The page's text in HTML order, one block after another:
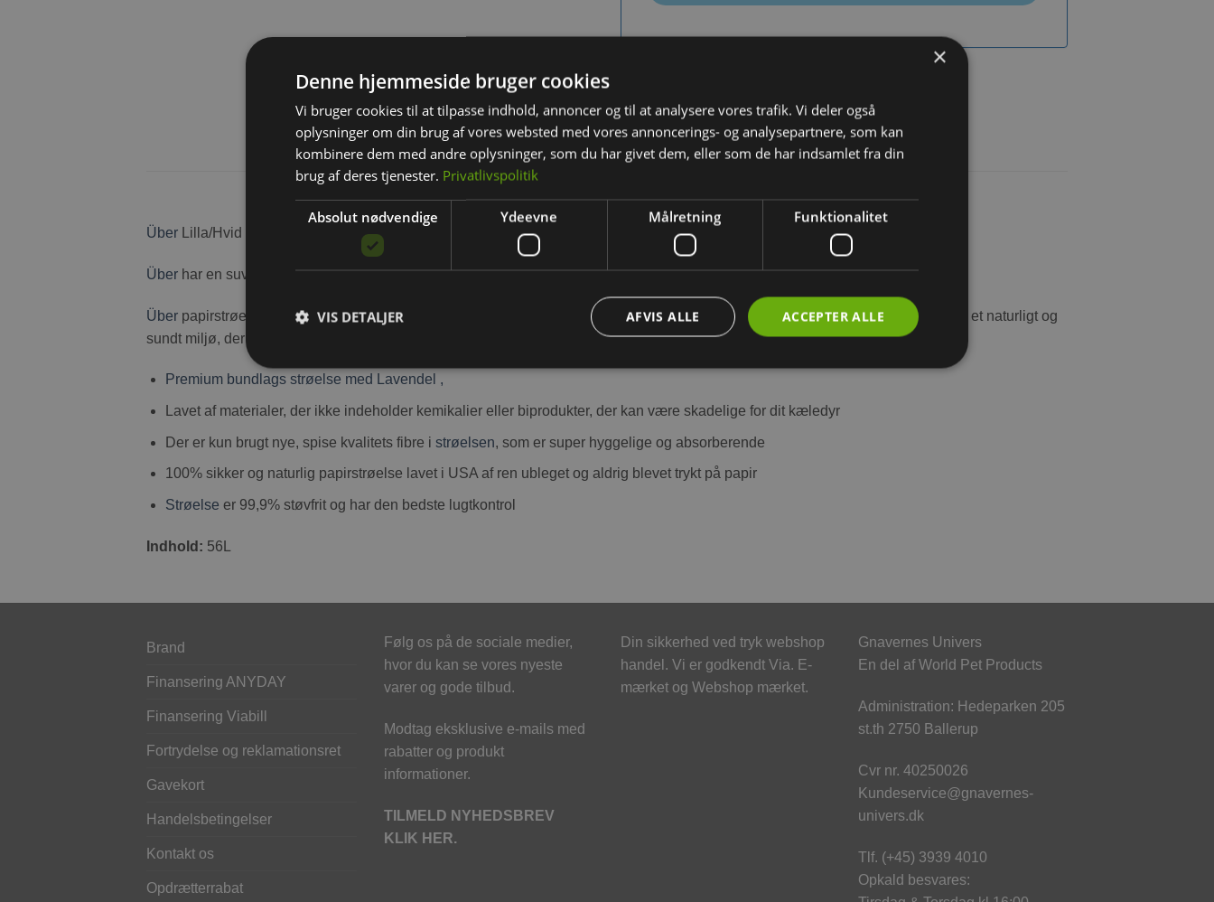
BESKRIVELSE
Über Lilla/Hvid med blid duft af Lavendel med bedste sugeevne. Lækkert blødt bundstrøelse, der nemt kan graves huler i.
Über har en suveræn lugtkontrol. Det er støvfrit og meget absorberende og dejligt blødt.
Über papirstrøelse er miljøvenligt og uden kemikalier og tilsætningsstoffer. Über bundstrøelse
Lavendel giver dermed dit kæledyr et naturligt og
sundt miljø, der er nemt at holde rent.
Premium bundlags strøelse med Lavendel ,
Lavet af materialer, der ikke indeholder kemikalier eller biprodukter, der kan være skadelige for dit kæledyr
Der er kun brugt nye, spise kvalitets fibre i strøelsen, som er super hyggelige og absorberende
100% sikker og naturlig papirstrøelse lavet i USA af ren ubleget og aldrig blevet trykt på papir
Strøelse er 99,9% støvfrit og har den bedste lugtkontrol
Indhold: 56L
Brand
Finansering ANYDAY
Finansering Viabill
Fortrydelse og reklamationsret
Gavekort
Handelsbetingelser
Kontakt os
Opdrætterrabat
Følg os på de sociale medier,
hvor du kan se vores nyeste
varer og gode tilbud.
Modtag eksklusive e-mails med
rabatter og produkt
informationer.
TILMELD NYHEDSBREV
KLIK HER.
Din sikkerhed ved tryk webshop
handel. Vi er godkendt Via. E-
mærket og Webshop mærket.
Gnavernes Univers
En del af World Pet Products
Administration: Hedeparken 205
st.th 2750 Ballerup
Cvr nr. 40250026
Kundeservice@gnavernes-
univers.dk
Tlf. (+45) 3939 4010
Opkald besvares:
×
Denne hjemmeside bruger cookies
Vi bruger cookies til at tilpasse indhold, annoncer og til at analysere vores trafik. Vi deler også
oplysninger om din brug af vores websted med vores annoncerings- og analysepartnere, som kan
kombinere dem med andre oplysninger, som du har givet dem, eller som de har indsamlet fra din
brug af deres tjenester. Privatlivspolitik
Absolut nødvendige Ydeevne Målretning Funktionalitet
ACCEPTER ALLE
AFVIS ALLE
VIS DETALJER